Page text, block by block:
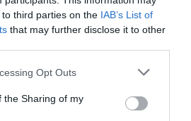
third parties on the IAB’s List of
that may further disclose it to other
Opt Outs
the Sharing of my
altura del término municipal de
tamaño de los vehículos, se
rutas alternativas.